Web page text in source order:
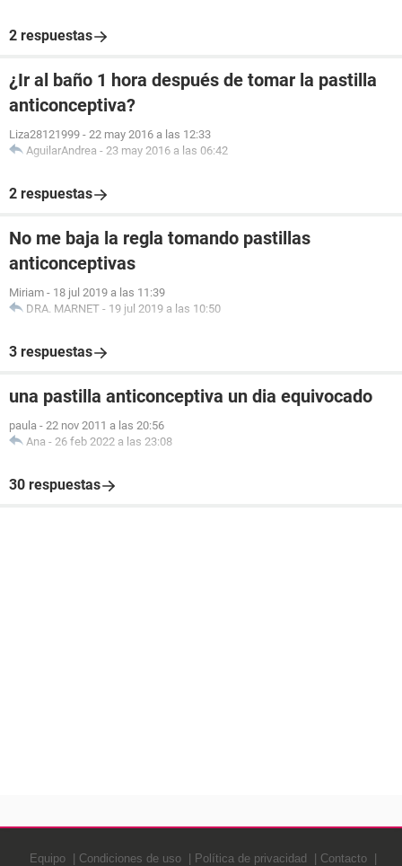
2 respuestas
¿Ir al baño 1 hora después de tomar la pastilla
anticonceptiva?
Liza28121999 - 22 may 2016 a las 12:33
AguilarAndrea - 23 may 2016 a las 06:42
2 respuestas
No me baja la regla tomando pastillas
anticonceptivas
Miriam - 18 jul 2019 a las 11:39
DRA. MARNET - 19 jul 2019 a las 10:50
3 respuestas
una pastilla anticonceptiva un dia equivocado
paula - 22 nov 2011 a las 20:56
Ana - 26 feb 2022 a las 23:08
30 respuestas
Equipo Condiciones de uso Política de privacidad Contacto